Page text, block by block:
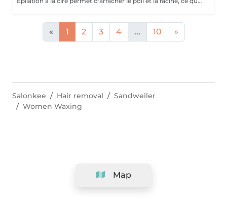
« 1 2 3 4 ... 10 »
Map
Salonkee Hair removal
Sandweiler
Women Waxing